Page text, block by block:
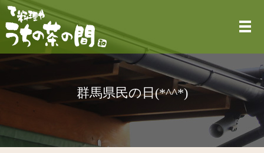
メ
群馬県民の日(*^^*)